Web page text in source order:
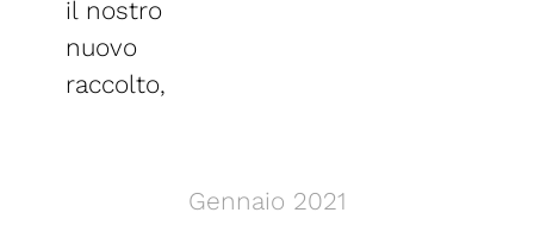
il nostro
nuovo
raccolto,
Gennaio 2021